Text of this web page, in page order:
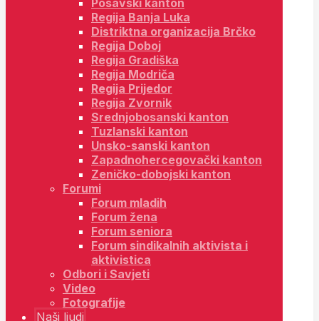
Posavski kanton
Regija Banja Luka
Distriktna organizacija Brčko
Regija Doboj
Regija Gradiška
Regija Modriča
Regija Prijedor
Regija Zvornik
Srednjobosanski kanton
Tuzlanski kanton
Unsko-sanski kanton
Zapadnohercegovački kanton
Zeničko-dobojski kanton
Forumi
Forum mladih
Forum žena
Forum seniora
Forum sindikalnih aktivista i
aktivistica
Odbori i Savjeti
Video
Fotografije
Naši ljudi